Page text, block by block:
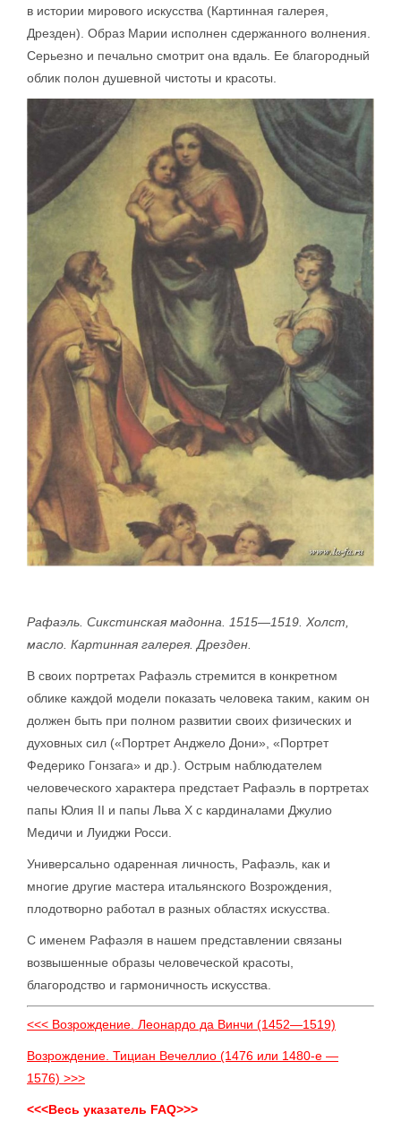
в истории мирового искусства (Картинная галерея,
Дрезден). Образ Марии исполнен сдержанного волнения.
Серьезно и печально смотрит она вдаль. Ее благородный
облик полон душевной чистоты и красоты.
Рафаэль. Сикстинская мадонна. 1515—1519. Холст,
масло. Картинная галерея. Дрезден.
В своих портретах Рафаэль стремится в конкретном
облике каждой модели показать человека таким, каким он
должен быть при полном развитии своих физических и
духовных сил («Портрет Анджело Дони», «Портрет
Федерико Гонзага» и др.). Острым наблюдателем
человеческого характера предстает Рафаэль в портретах
папы Юлия II и папы Льва X с кардиналами Джулио
Медичи и Луиджи Росси.
Универсально одаренная личность, Рафаэль, как и
многие другие мастера итальянского Возрождения,
плодотворно работал в разных областях искусства.
С именем Рафаэля в нашем представлении связаны
возвышенные образы человеческой красоты,
благородство и гармоничность искусства.
<<< Возрождение. Леонардо да Винчи (1452—1519)
Возрождение. Тициан Вечеллио (1476 или 1480-е —
1576) >>>
<<<Весь указатель FAQ>>>